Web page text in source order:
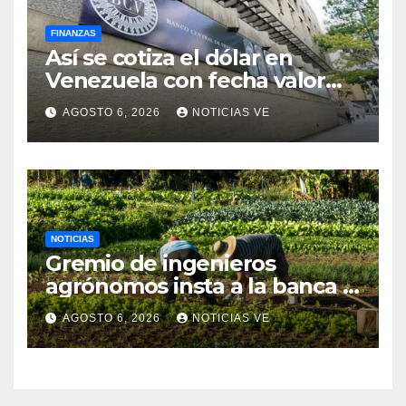
FINANZAS
Así se cotiza el dólar en
Venezuela con fecha valor
viernes 7 de agosto de 2026
AGOSTO 6, 2026 NOTICIAS VE
NOTICIAS
Gremio de ingenieros
agrónomos insta a la banca a
financiar la agricultura
familiar
AGOSTO 6, 2026 NOTICIAS VE